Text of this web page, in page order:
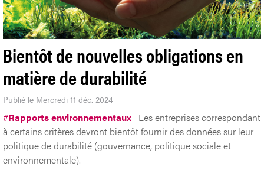
Bientôt de nouvelles obligations en
matière de durabilité
Publié le Mercredi 11 déc. 2024
#Rapports environnementaux Les entreprises correspondant
à certains critères devront bientôt fournir des données sur leur
politique de durabilité (gouvernance, politique sociale et
environnementale).